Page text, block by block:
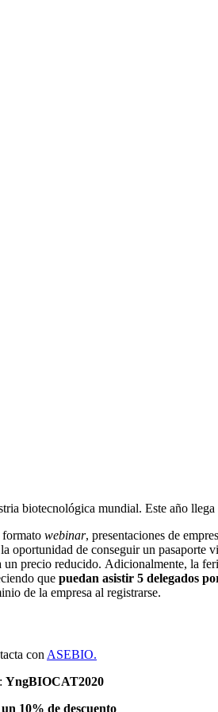
biotecnológica mundial. Este año
formato webinar, presentaciones de
oportunidad de conseguir un pasaporte
un precio reducido. Adicionalmente, la
que puedan asistir 5 delegados
de la empresa al registrarse.
con ASEBIO.
YngBIOCAT2020
10% de descuento